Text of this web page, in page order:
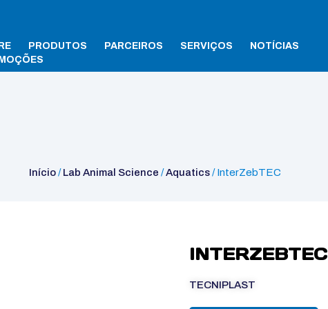
PRODUTOS PARCEIROS SERVIÇOS
NOTÍCIAS
Início/Lab Animal Science /Aquatics/ InterZebTEC
INTERZEBTEC
TECNIPLAST